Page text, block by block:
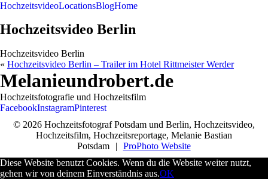
HochzeitsvideoLocationsBlogHome
Hochzeitsvideo Berlin
Hochzeitsvideo Berlin
« Hochzeitsvideo Berlin – Trailer im Hotel Rittmeister Werder
Melanieundrobert.de
Hochzeitsfotografie und Hochzeitsfilm
FacebookInstagramPinterest
© 2026 Hochzeitsfotograf Potsdam und Berlin, Hochzeitsvideo,
Hochzeitsfilm, Hochzeitsreportage, Melanie Bastian
Potsdam
|
ProPhoto Website
Diese Website benutzt Cookies. Wenn du die Website weiter nutzt,
gehen wir von deinem Einverständnis aus.OK